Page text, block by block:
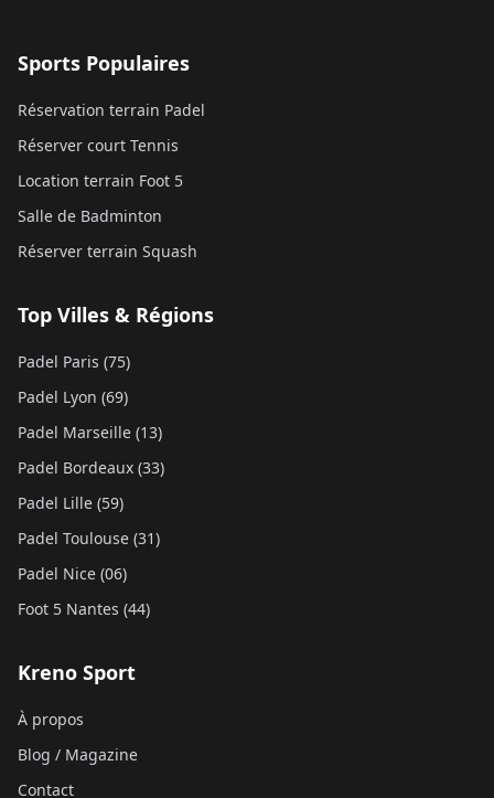
Sports Populaires
Réservation terrain Padel
Réserver court Tennis
Location terrain Foot 5
Salle de Badminton
Réserver terrain Squash
Top Villes & Régions
Padel Paris (75)
Padel Lyon (69)
Padel Marseille (13)
Padel Bordeaux (33)
Padel Lille (59)
Padel Toulouse (31)
Padel Nice (06)
Foot 5 Nantes (44)
Kreno Sport
À propos
Blog / Magazine
Contact